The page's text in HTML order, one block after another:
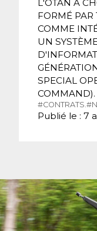
L'OTAN A
FORMÉ PAR
COMME
UN
SPECIAL
COMMAND).
#CONTRATS.
Publié le : 7